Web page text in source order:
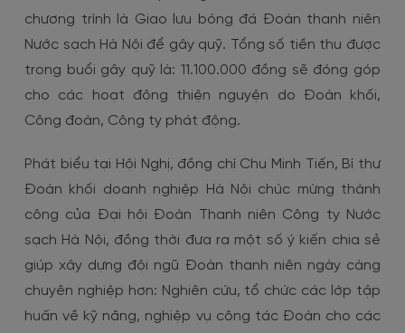
chương trình là Giao lưu bóng đá Đoàn thanh niên
Nước sạch Hà Nội để gây quỹ. Tổng số tiền thu được
trong buổi gây quỹ là: 11.100.000 đồng sẽ đóng góp
cho các hoạt động thiện nguyện do Đoàn khối,
Công đoàn, Công ty phát động.
Phát biểu tại Hội Nghị, đồng chí Chu Minh Tiến, Bí thư
Đoàn khối doanh nghiệp Hà Nội chúc mừng thành
công của Đại hội Đoàn Thanh niên Công ty Nước
sạch Hà Nội, đồng thời đưa ra một số ý kiến chia sẻ
giúp xây dựng đội ngũ Đoàn thanh niên ngày càng
chuyên nghiệp hơn: Nghiên cứu, tổ chức các lớp tập
huấn về kỹ năng, nghiệp vụ công tác Đoàn cho các